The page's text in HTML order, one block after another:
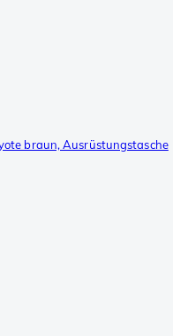
braun, Ausrüstungstasche